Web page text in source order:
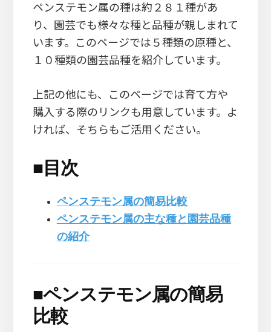
ペンステモン属の種は約２８１種があ
り、園芸でも様々な種と品種が親しまれて
います。このページでは５種類の原種と、
１０種類の園芸品種を紹介しています。
上記の他にも、このページでは育て方や
購入する際のリンクも用意しています。よ
ければ、そちらもご活用ください。
■目次
ペンステモン属の簡易比較
ペンステモン属の主な種と園芸品種
の紹介
■ペンステモン属の簡易
比較